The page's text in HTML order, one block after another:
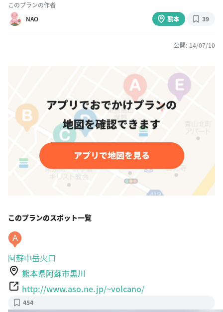
このプランの作者
NAO
熊本 39
公開: 14/07/10
このプランのスポット一覧
A
阿蘇中岳火口
熊本県阿蘇市黒川
http://www.aso.ne.jp/~volcano/
454